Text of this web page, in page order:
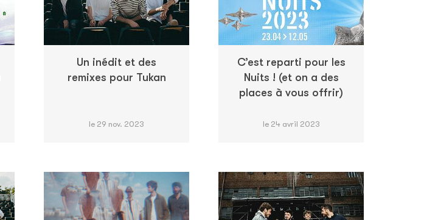
Un inédit et des
remixes pour Tukan
le 29 nov. 2023
C’est reparti pour les
Nuits ! (et on a des
places à vous offrir)
le 24 avril 2023